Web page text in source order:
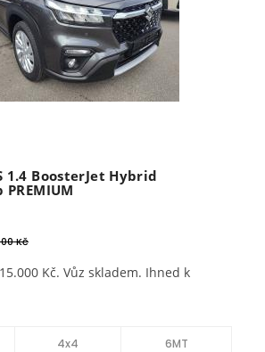
1.4 BoosterJet Hybrid
Kč
Kč. Vůz skladem. Ihned k
4x4 6MT